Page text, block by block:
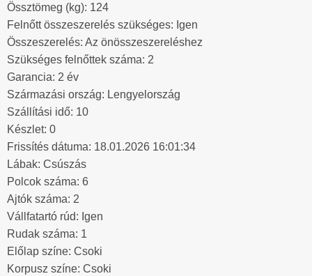
Össztömeg (kg): 124
Felnőtt összeszerelés szükséges: Igen
Összeszerelés: Az önösszeszereléshez
Szükséges felnőttek száma: 2
Garancia: 2 év
Származási ország: Lengyelország
Szállítási idő: 10
Készlet: 0
Frissítés dátuma: 18.01.2026 16:01:34
Lábak: Csúszás
Polcok száma: 6
Ajtók száma: 2
Vállfatartó rúd: Igen
Rudak száma: 1
Előlap színe: Csoki
Korpusz színe: Csoki